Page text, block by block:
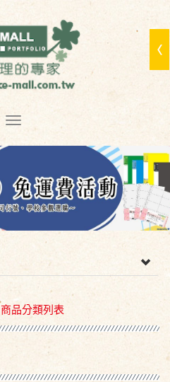
商品分類列表